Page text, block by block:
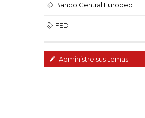
Banco Central Europeo
FED
Administre sus temas